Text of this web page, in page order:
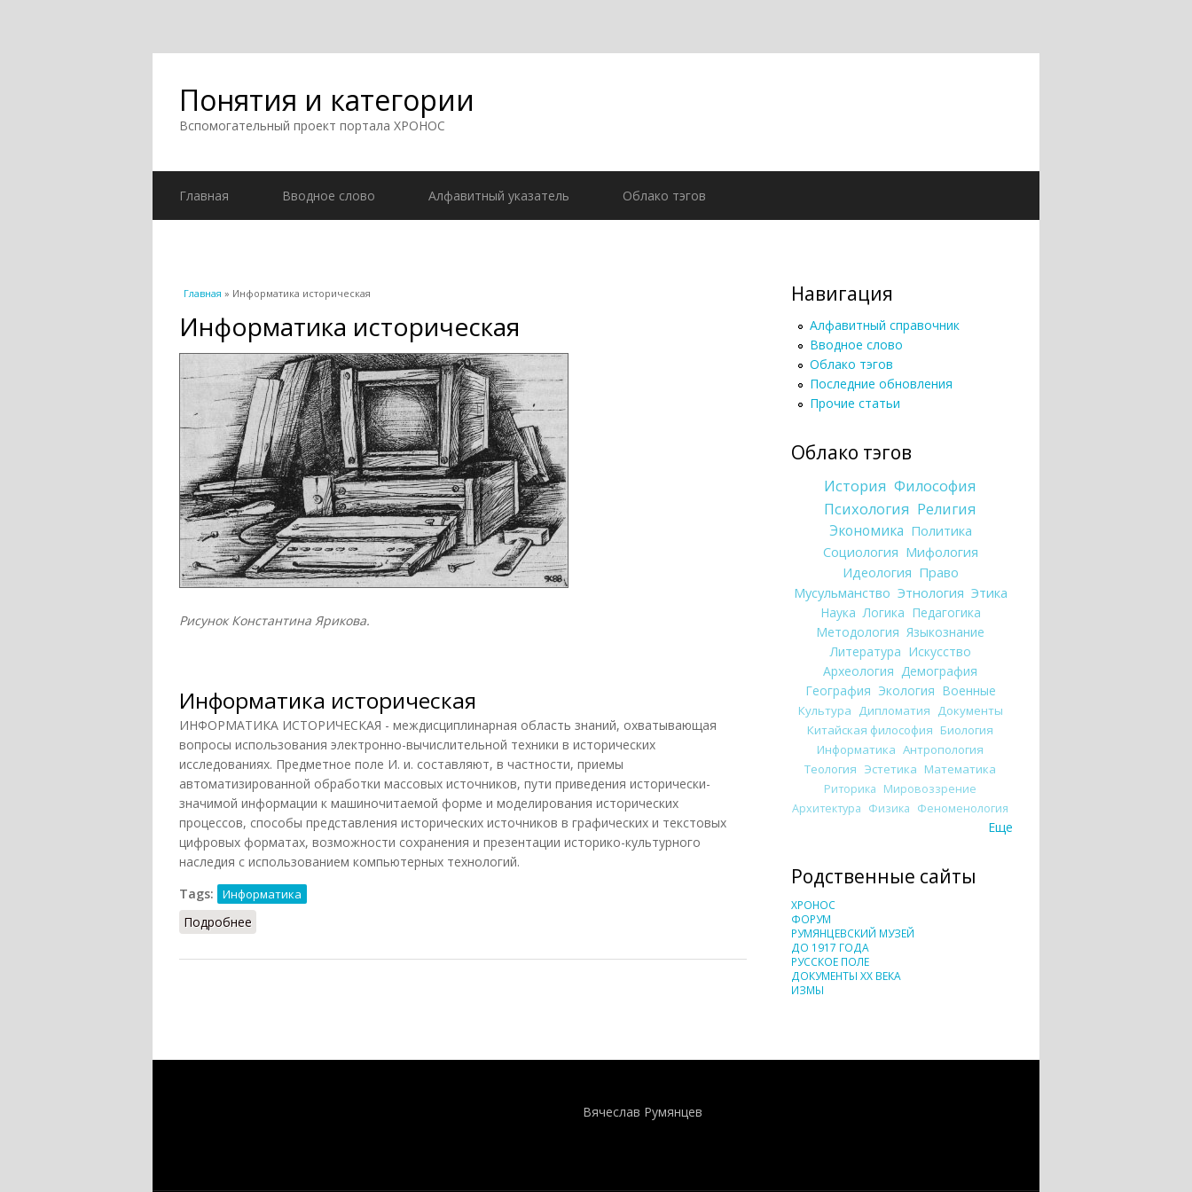
Понятия и категории
Вспомогательный проект портала ХРОНОС
Главная Вводное слово Алфавитный указатель Облако тэгов
Вы здесь
Главная » Информатика историческая
Информатика историческая
Рисунок Константина Ярикова.
Информатика историческая
ИНФОРМАТИКА ИСТОРИЧЕСКАЯ - междисциплинарная область знаний, охватывающая
вопросы использования электронно-вычислительной техники в исторических
исследованиях. Предметное поле И. и. составляют, в частности, приемы
автоматизированной обработки массовых источников, пути приведения исторически-
значимой информации к машиночитаемой форме и моделирования исторических
процессов, способы представления исторических источников в графических и текстовых
цифровых форматах, возможности сохранения и презентации историко-культурного
наследия с использованием компьютерных технологий.
Tags:
Информатика
Подробнее
Навигация
Алфавитный справочник
Вводное слово
Облако тэгов
Последние обновления
Прочие статьи
Облако тэгов
История Философия
Психология Религия
Экономика Политика
Социология Мифология
Идеология Право
Мусульманство Этнология Этика
Наука Логика Педагогика
Методология Языкознание
Литература Искусство
Археология Демография
География Экология Военные
Культура Дипломатия Документы
Китайская философия Биология
Информатика Антропология
Теология Эстетика Математика
Риторика Мировоззрение
Архитектура Физика Феноменология
Еще
Родственные сайты
ХРОНОС
ФОРУМ
РУМЯНЦЕВСКИЙ МУЗЕЙ
ДО 1917 ГОДА
РУССКОЕ ПОЛЕ
ДОКУМЕНТЫ XX ВЕКА
ИЗМЫ
Вячеслав Румянцев